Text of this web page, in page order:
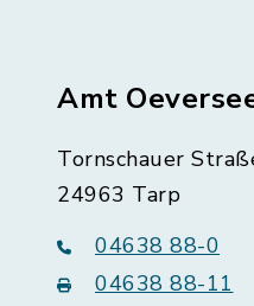
Amt
Tornschauer
24963 Tarp
04638 88-0
04638 88-11